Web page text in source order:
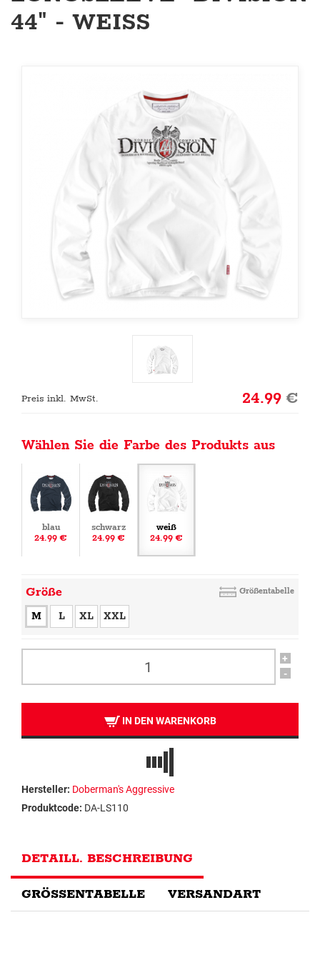
44" - WEISS
Preis inkl. MwSt. 24.99€
Wählen Sie die Farbe des Produkts aus
blau
24.99 €
schwarz
24.99 €
weiß
24.99 €
Größe Größentabelle
M L XL XXL
+
-
IN DEN WARENKORB
Hersteller: Doberman's Aggressive
Produktcode: DA-LS110
DETAILL. BESCHREIBUNG
GRÖSSENTABELLE VERSANDART